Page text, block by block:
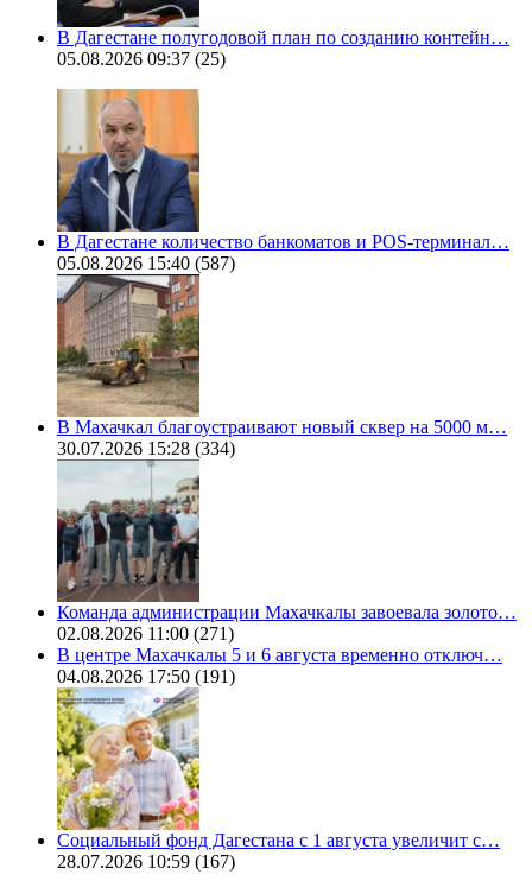
В Дагестане полугодовой план по созданию контейн…
05.08.2026 09:37 (25)
В Дагестане количество банкоматов и POS-терминал…
05.08.2026 15:40 (587)
В Махачкал благоустраивают новый сквер на 5000 м…
30.07.2026 15:28 (334)
Команда администрации Махачкалы завоевала золото…
02.08.2026 11:00 (271)
В центре Махачкалы 5 и 6 августа временно отключ…
04.08.2026 17:50 (191)
Социальный фонд Дагестана с 1 августа увеличит с…
28.07.2026 10:59 (167)